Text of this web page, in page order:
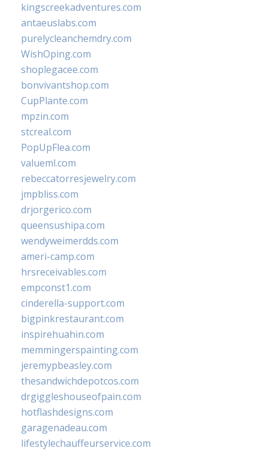
kingscreekadventures.com
antaeuslabs.com
purelycleanchemdry.com
WishOping.com
shoplegacee.com
bonvivantshop.com
CupPlante.com
mpzin.com
stcreal.com
PopUpFlea.com
valueml.com
rebeccatorresjewelry.com
jmpbliss.com
drjorgerico.com
queensushipa.com
wendyweimerdds.com
ameri-camp.com
hrsreceivables.com
empconst1.com
cinderella-support.com
bigpinkrestaurant.com
inspirehuahin.com
memmingerspainting.com
jeremypbeasley.com
thesandwichdepotcos.com
drgiggleshouseofpain.com
hotflashdesigns.com
garagenadeau.com
lifestylechauffeurservice.com